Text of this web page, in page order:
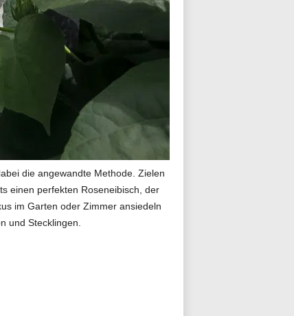
die angewandte Methode. Zielen
einen perfekten Roseneibisch, der
im Garten oder Zimmer ansiedeln
und Stecklingen.